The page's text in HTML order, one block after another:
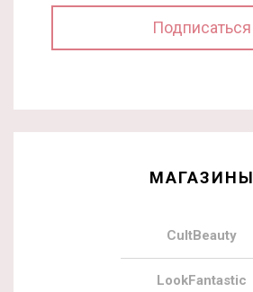
МАГАЗИНЫ
CultBeauty
LookFantastic